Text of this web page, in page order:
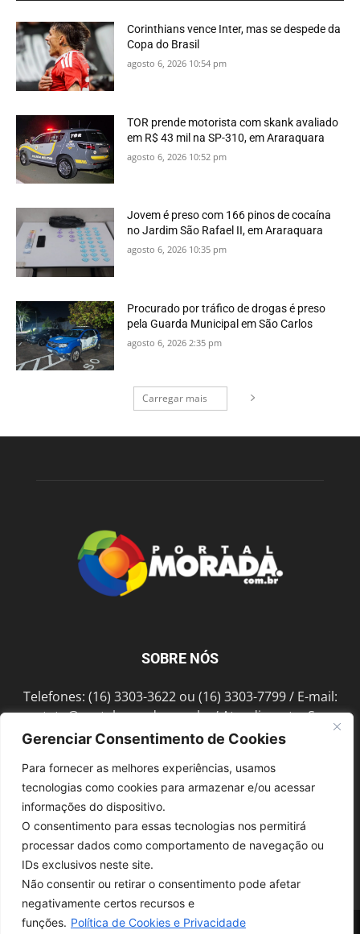
Gerenciar Consentimento de Cookies
Para fornecer as melhores experiências, usamos
tecnologias como cookies para armazenar e/ou acessar
informações do dispositivo.
O consentimento para essas tecnologias nos permitirá
processar dados como comportamento de navegação ou
IDs exclusivos neste site.
Não consentir ou retirar o consentimento pode afetar
negativamente certos recursos e
funções. Política de Cookies e Privacidade
Corinthians vence Inter, mas se despede da
Copa do Brasil
agosto 6, 2026 10:54 pm
TOR prende motorista com skank avaliado
em R$ 43 mil na SP-310, em Araraquara
agosto 6, 2026 10:52 pm
Jovem é preso com 166 pinos de cocaína
no Jardim São Rafael II, em Araraquara
agosto 6, 2026 10:35 pm
Procurado por tráfico de drogas é preso
pela Guarda Municipal em São Carlos
agosto 6, 2026 2:35 pm
Carregar mais
SOBRE NÓS
Telefones: (16) 3303-3622 ou (16) 3303-7799 / E-mail:
contato@portalmorada.com.br/ Atendimento: Seg a
Sex das 8h às 18h / Endereço: Av. Bento de Abreu, 889
SIGA-NOS
© 1997-2022, GRUPO ROBERTO MONTORO É proibida a reprodução do